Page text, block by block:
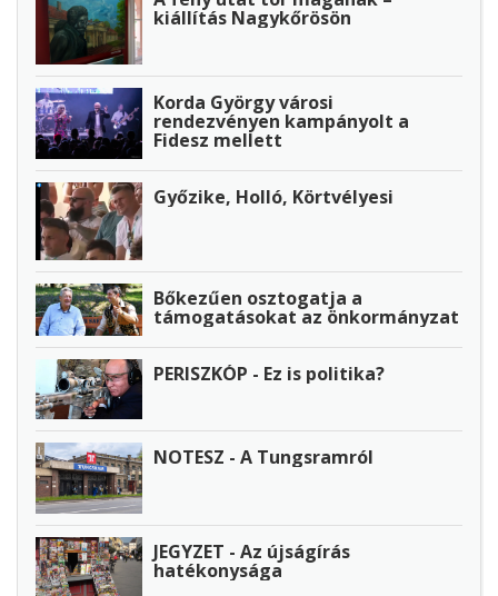
kiállítás Nagykőrösön
Korda György városi
rendezvényen kampányolt a
Fidesz mellett
Győzike, Holló, Körtvélyesi
Bőkezűen osztogatja a
támogatásokat az önkormányzat
PERISZKÓP - Ez is politika?
NOTESZ - A Tungsramról
JEGYZET - Az újságírás
hatékonysága